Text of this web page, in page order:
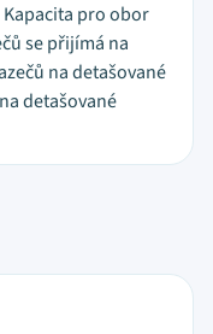
Kapacita pro obor
se přijímá na
na detašované
detašované